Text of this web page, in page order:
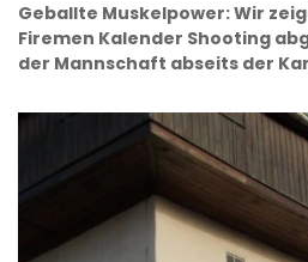
Geballte Muskelpower: Wir
Firemen Kalender Shooting
der Mannschaft abseits der